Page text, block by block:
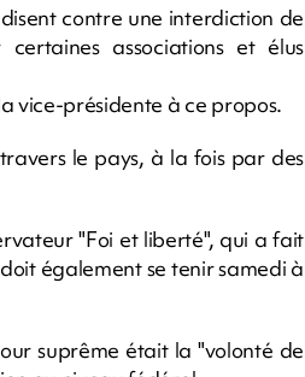
contre une interdiction de
associations et élus
vice-présidente à ce propos.
le pays, à la fois par des
"Foi et liberté", qui a fait
également se tenir samedi à
suprême était la "volonté de